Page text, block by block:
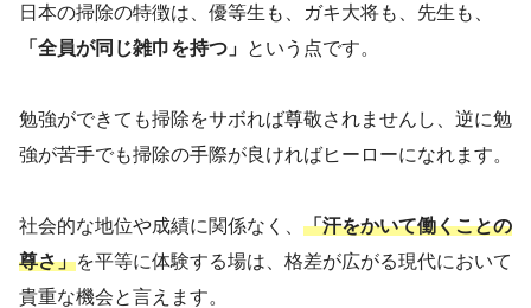
日本の掃除の特徴は、優等生も、ガキ大将も、先生も、
「全員が同じ雑巾を持つ」 という点です。
勉強ができても掃除をサボれば尊敬されませんし、逆に勉
強が苦手でも掃除の手際が良ければヒーローになれます。
社会的な地位や成績に関係なく、 「汗をかいて働くことの
尊さ」を平等に体験する場は、格差が広がる現代において
貴重な機会と言えます。